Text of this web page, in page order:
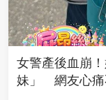
女警產後血崩
妹」 網友心痛